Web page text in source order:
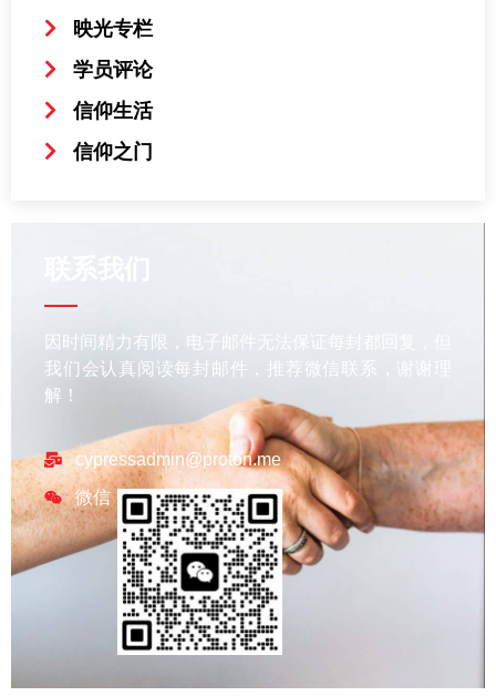
映光专栏
学员评论
信仰生活
信仰之门
因时间精力有限，电子邮件无法保证每封都回复，但
我们会认真阅读每封邮件，推荐微信联系，谢谢理
解！
cypressadmin@proton.me
微信